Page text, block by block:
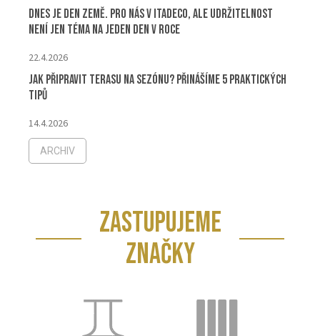
Dnes je Den Země. Pro nás v ITADECO, ale udržitelnost
není jen téma na jeden den v roce
22.4.2026
Jak připravit terasu na sezónu? Přinášíme 5 praktických
tipů
14.4.2026
ARCHIV
ZASTUPUJEME
ZNAČKY